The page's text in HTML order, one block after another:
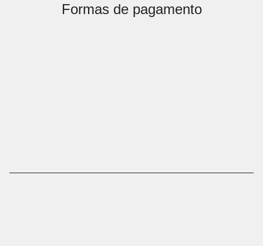
Formas de pagamento